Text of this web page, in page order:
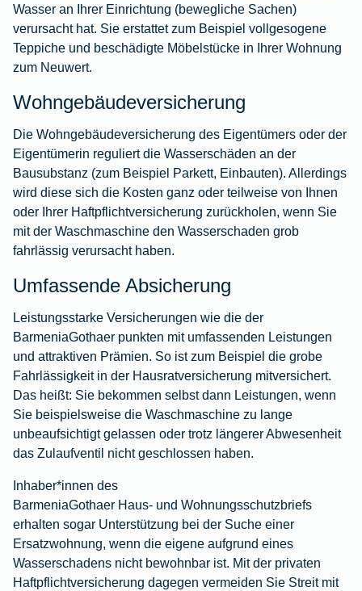
Wasser an Ihrer Einrichtung (bewegliche Sachen)
verursacht hat. Sie erstattet zum Beispiel vollgesogene
Teppiche und beschädigte Möbelstücke in Ihrer Wohnung
zum Neuwert.
Wohngebäudeversicherung
Die Wohngebäudeversicherung des Eigentümers oder der
Eigentümerin reguliert die Wasserschäden an der
Bausubstanz (zum Beispiel Parkett, Einbauten). Allerdings
wird diese sich die Kosten ganz oder teilweise von Ihnen
oder Ihrer Haftpflichtversicherung zurückholen, wenn Sie
mit der Waschmaschine den Wasserschaden grob
fahrlässig verursacht haben.
Umfassende Absicherung
Leistungsstarke Versicherungen wie die der
BarmeniaGothaer punkten mit umfassenden Leistungen
und attraktiven Prämien. So ist zum Beispiel die grobe
Fahrlässigkeit in der Hausratversicherung mitversichert.
Das heißt: Sie bekommen selbst dann Leistungen, wenn
Sie beispielsweise die Waschmaschine zu lange
unbeaufsichtigt gelassen oder trotz längerer Abwesenheit
das Zulaufventil nicht geschlossen haben.
Inhaber*innen des
BarmeniaGothaer Haus- und Wohnungsschutzbriefs
erhalten sogar Unterstützung bei der Suche einer
Ersatzwohnung, wenn die eigene aufgrund eines
Wasserschadens nicht bewohnbar ist. Mit der privaten
Haftpflichtversicherung dagegen vermeiden Sie Streit mit